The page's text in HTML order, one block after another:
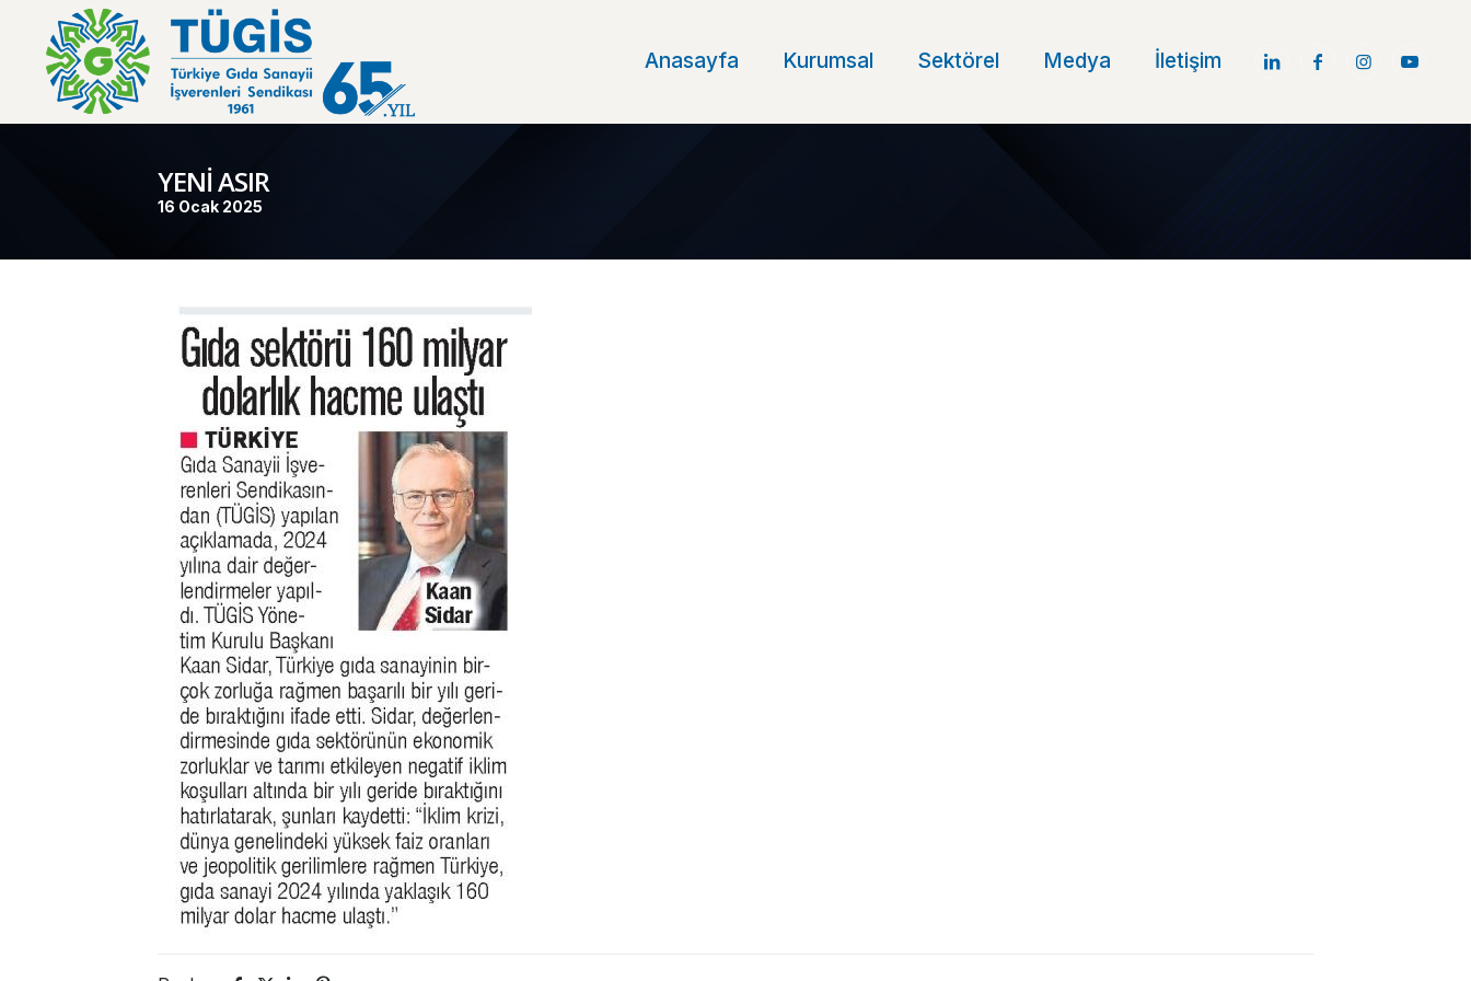
Anasayfa Kurumsal Sektörel Medya İletişim
YENİ ASIR
16 Ocak 2025